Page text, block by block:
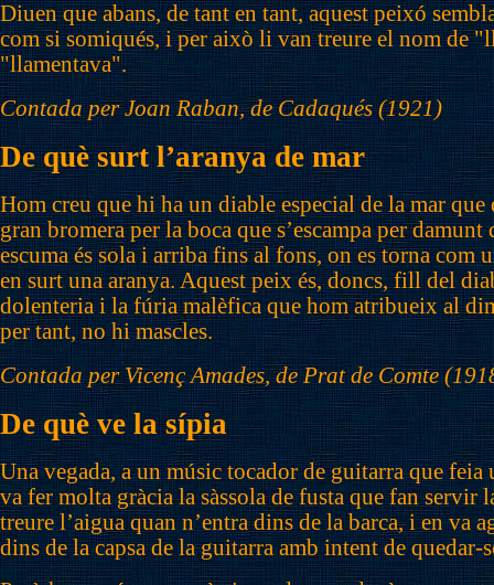
Diuen que abans, de tant en tant, aquest peixó
com si somiqués, i per això li van treure el nom de
"llamentava".
Contada per Joan Raban, de Cadaqués (1921)
De què surt l’aranya de mar
Hom creu que hi ha un diable especial de la mar que
gran bromera per la boca que s’escampa per
escuma és sola i arriba fins al fons, on es torna com
en surt una aranya. Aquest peix és, doncs, fill del
dolenteria i la fúria malèfica que hom atribueix al
per tant, no hi mascles.
Contada per Vicenç Amades, de Prat de Comte
De què ve la sípia
Una vegada, a un músic tocador de guitarra que
va fer molta gràcia la sàssola de fusta que fan servir
treure l’aigua quan n’entra dins de la barca, i en va
dins de la capsa de la guitarra amb intent de quedar-